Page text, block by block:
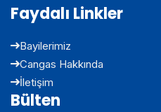
Faydalı Linkler
Bayilerimiz
Cangas Hakkında
İletişim
Bülten